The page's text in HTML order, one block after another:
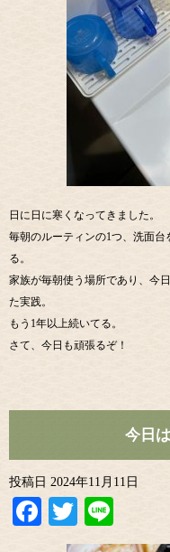
日に日に寒くなってきました。
毎朝のルーティンの1つ、洗面台
る。
家族が毎朝使う場所であり、今
た実践。
もう1年以上続いてる。
さて、今日も頑張るぞ！
今日
投稿日 2024年11月11日
Facebook
Twitter